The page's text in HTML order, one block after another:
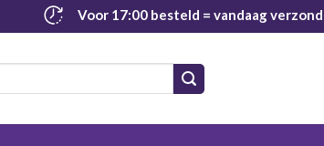
Voor 17:00 besteld = vandaag